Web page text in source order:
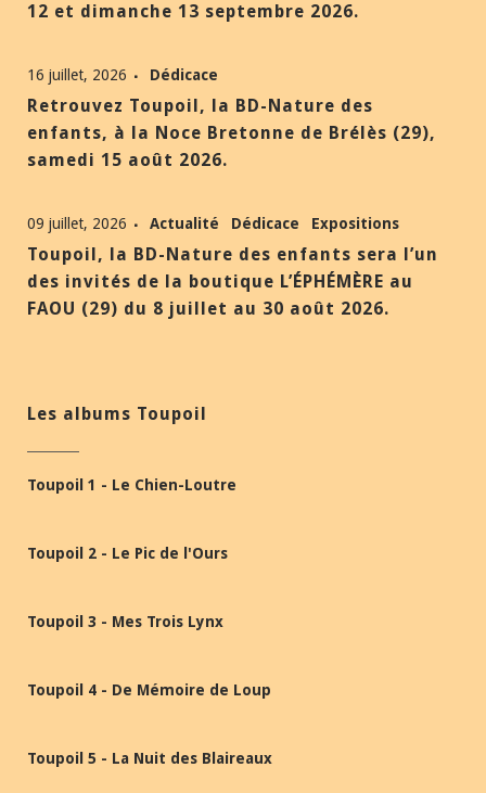
12 et dimanche 13 septembre 2026.
16 juillet, 2026 Dédicace
Retrouvez Toupoil, la BD-Nature des
enfants, à la Noce Bretonne de Brélès (29),
samedi 15 août 2026.
09 juillet, 2026 Actualité Dédicace Expositions
Toupoil, la BD-Nature des enfants sera l’un
des invités de la boutique L’ÉPHÉMÈRE au
FAOU (29) du 8 juillet au 30 août 2026.
Les albums Toupoil
Toupoil 1 - Le Chien-Loutre
Toupoil 2 - Le Pic de l'Ours
Toupoil 3 - Mes Trois Lynx
Toupoil 4 - De Mémoire de Loup
Toupoil 5 - La Nuit des Blaireaux